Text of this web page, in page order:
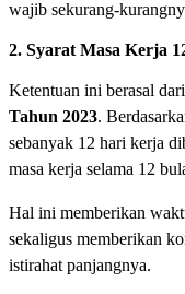
wajib sekurang-
2. Syarat Masa Kerja
Ketentuan ini berasal dari
Tahun 2023.
sebanyak 12 hari kerja
masa kerja selama 12
Hal ini memberikan
sekaligus memberikan
istirahat panjangnya.